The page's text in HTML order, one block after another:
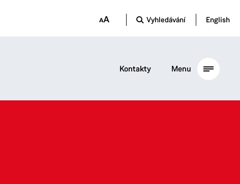
Vyhledávání English
Kontakty Menu